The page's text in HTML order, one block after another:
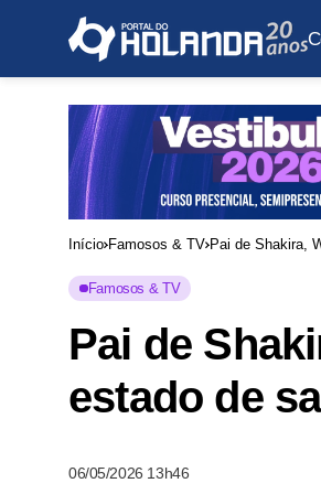
Início Famosos & TV Pai de Shakira,
Famosos & TV
Pai de
estado de
06/05/2026 13h46